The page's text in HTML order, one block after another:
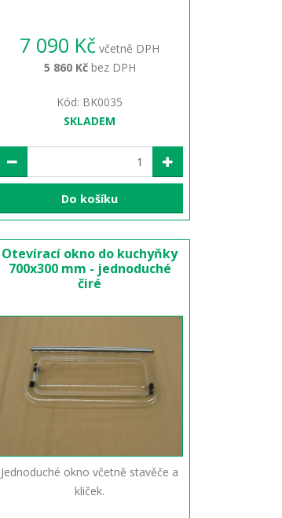
7 090 Kč včetně DPH
5 860 Kčbez DPH
Kód: BK0035
SKLADEM
Do košíku
Otevírací okno do kuchyňky
700x300 mm - jednoduché
čiré
Jednoduché okno včetně stavěče a
kliček.